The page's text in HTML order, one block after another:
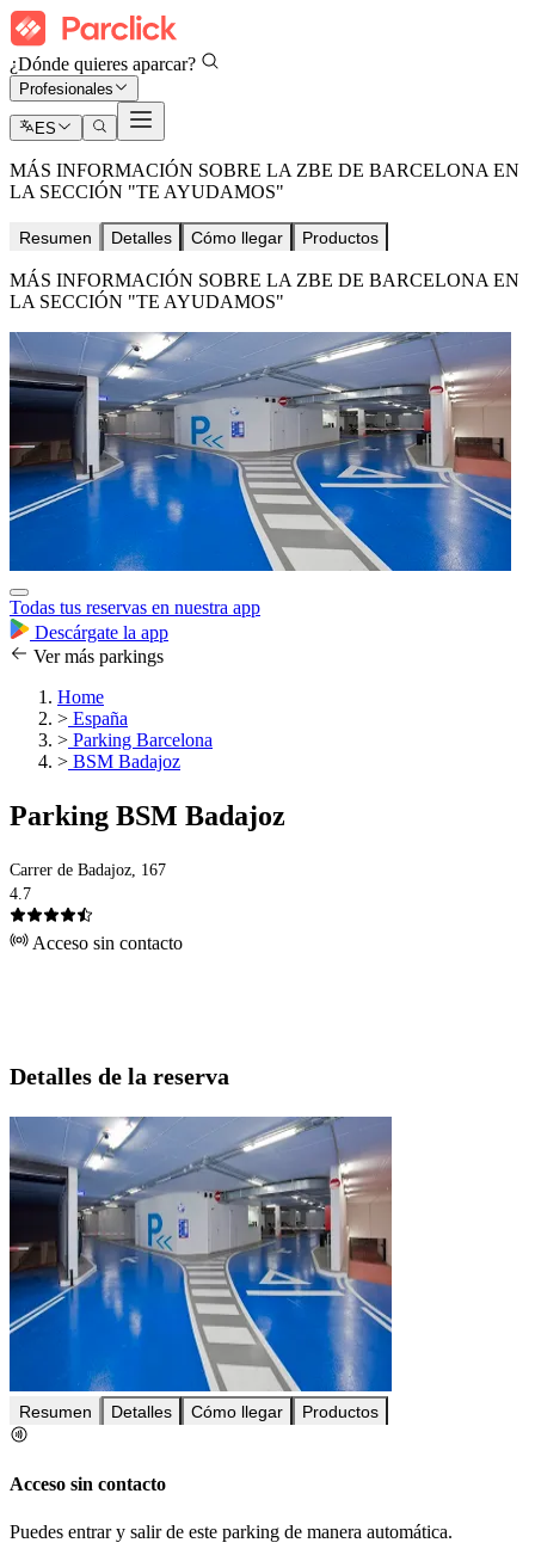
¿Dónde quieres aparcar?
Profesionales
ES
MÁS INFORMACIÓN SOBRE LA ZBE DE BARCELONA EN
LA SECCIÓN "TE AYUDAMOS"
Resumen Detalles Cómo llegar Productos
MÁS INFORMACIÓN SOBRE LA ZBE DE BARCELONA EN
LA SECCIÓN "TE AYUDAMOS"
Todas tus reservas en nuestra app
Descárgate la app
Ver más parkings
Home
> España
> Parking Barcelona
> BSM Badajoz
Parking BSM Badajoz
Carrer de Badajoz, 167
4.7
Acceso sin contacto
Detalles de la reserva
Resumen Detalles Cómo llegar Productos
Acceso sin contacto
Puedes entrar y salir de este parking de manera automática.